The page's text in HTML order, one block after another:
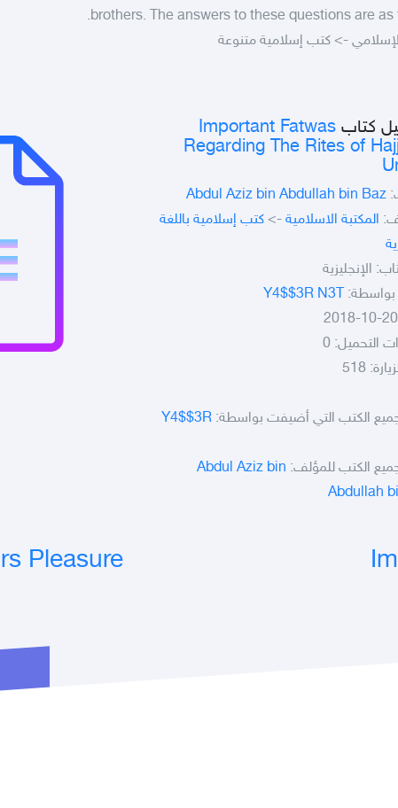
brothers. The answers to these questions are as
-> كتب إسلامية متنوعة
كتاب Important Fatwas
Regarding The Rites of
Abdul Aziz bin Abdullah bin Baz
المكتبة الاسلامية -> كتب إسلامية باللغة
الإنجليزية
Y4$$3R N3T
التحميل: 0
518
الكتب التي أضيفت بواسطة: Y4$$3R
الكتب للمؤلف: Abdul Aziz bin
Abdullah
Pleasure